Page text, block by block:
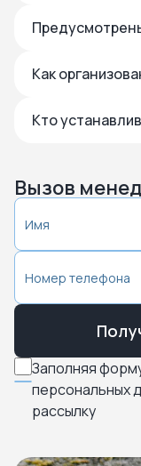
Как
Кто
Вызов
Заполняя
персональных
рассылку